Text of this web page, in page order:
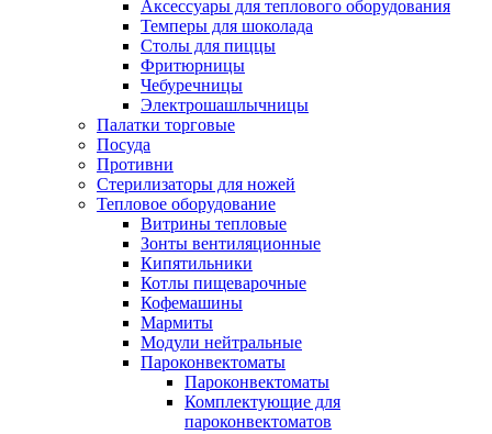
Аксессуары для теплового оборудования
Темперы для шоколада
Столы для пиццы
Фритюрницы
Чебуречницы
Электрошашлычницы
Палатки торговые
Посуда
Противни
Стерилизаторы для ножей
Тепловое оборудование
Витрины тепловые
Зонты вентиляционные
Кипятильники
Котлы пищеварочные
Кофемашины
Мармиты
Модули нейтральные
Пароконвектоматы
Пароконвектоматы
Комплектующие для
пароконвектоматов